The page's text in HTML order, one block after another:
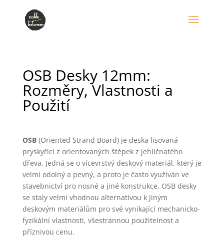
OSB Desky 12mm:
Rozměry, Vlastnosti a
Použití
OSB(Oriented Strand Board) je deska lisovaná
pryskyřicí z orientovaných štěpek z jehličnatého
dřeva. Jedná se o vícevrstvý deskový materiál, který je
velmi odolný a pevný, a proto je často využíván ve
stavebnictví pro nosné a jiné konstrukce. OSB desky
se staly velmi vhodnou alternativou k jiným
deskovým materiálům pro své vynikající mechanicko-
fyzikální vlastnosti, všestrannou použitelnost a
příznivou cenu.